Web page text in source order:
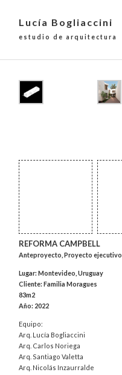
Lucía Bogliaccini
estudio de arquitectura
REFORMA CAMPBELL
Anteproyecto, Proyecto
Lugar: Montevideo, Uruguay
Cliente: Familia Moragues
83m2
Año: 2022
Equipo:
Arq. Lucía Bogliaccini
Arq. Carlos Noriega
Arq. Santiago Valetta
Arq. Nicolás Inzaurralde